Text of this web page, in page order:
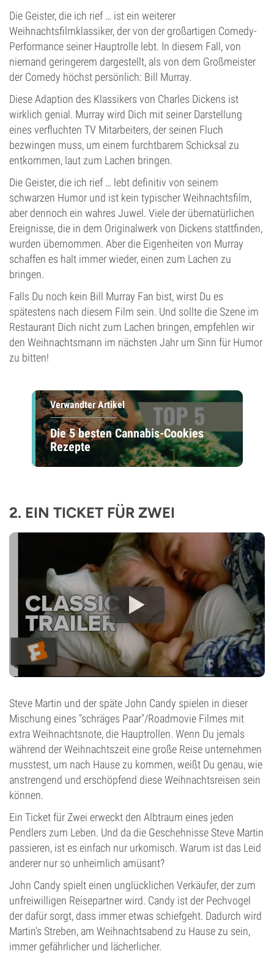
Die Geister, die ich rief … ist ein weiterer
Weihnachtsfilmklassiker, der von der großartigen Comedy-
Performance seiner Hauptrolle lebt. In diesem Fall, von
niemand geringerem dargestellt, als von dem Großmeister
der Comedy höchst persönlich: Bill Murray.
Diese Adaption des Klassikers von Charles Dickens ist
wirklich genial. Murray wird Dich mit seiner Darstellung
eines verfluchten TV Mitarbeiters, der seinen Fluch
bezwingen muss, um einem furchtbarem Schicksal zu
entkommen, laut zum Lachen bringen.
Die Geister, die ich rief … lebt definitiv von seinem
schwarzen Humor und ist kein typischer Weihnachtsfilm,
aber dennoch ein wahres Juwel. Viele der übernatürlichen
Ereignisse, die in dem Originalwerk von Dickens stattfinden,
wurden übernommen. Aber die Eigenheiten von Murray
schaffen es halt immer wieder, einen zum Lachen zu
bringen.
Falls Du noch kein Bill Murray Fan bist, wirst Du es
spätestens nach diesem Film sein. Und sollte die Szene im
Restaurant Dich nicht zum Lachen bringen, empfehlen wir
den Weihnachtsmann im nächsten Jahr um Sinn für Humor
zu bitten!
Verwandter Artikel
Die 5 besten Cannabis-Cookies
Rezepte
2. EIN TICKET FÜR ZWEI
Steve Martin und der späte John Candy spielen in dieser
Mischung eines "schräges Paar"/Roadmovie Filmes mit
extra Weihnachtsnote, die Hauptrollen. Wenn Du jemals
während der Weihnachtszeit eine große Reise unternehmen
musstest, um nach Hause zu kommen, weißt Du genau, wie
anstrengend und erschöpfend diese Weihnachtsreisen sein
können.
Ein Ticket für Zwei erweckt den Albtraum eines jeden
Pendlers zum Leben. Und da die Geschehnisse Steve Martin
passieren, ist es einfach nur urkomisch. Warum ist das Leid
anderer nur so unheimlich amüsant?
John Candy spielt einen unglücklichen Verkäufer, der zum
unfreiwilligen Reisepartner wird. Candy ist der Pechvogel
der dafür sorgt, dass immer etwas schiefgeht. Dadurch wird
Martin's Streben, am Weihnachtsabend zu Hause zu sein,
immer gefährlicher und lächerlicher.